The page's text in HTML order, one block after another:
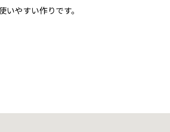
やすい作りです。